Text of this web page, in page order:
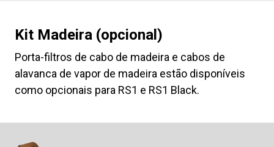
Kit Madeira (opcional)
Porta-filtros de cabo de madeira e cabos de
alavanca de vapor de madeira estão disponíveis
como opcionais para RS1 e RS1 Black.